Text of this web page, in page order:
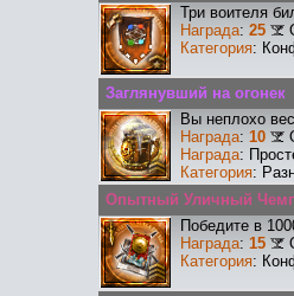
Три воителя
Награда: 25
Категория:
Заглянувший на огонек
Вы неплохо
Награда: 10
Награда:
Категория:
Опытный Уличный
Победите в
Награда: 15
Категория: